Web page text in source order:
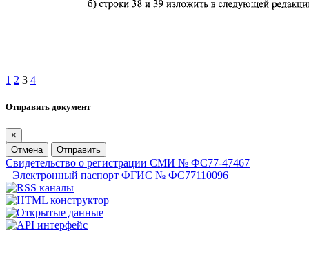
1 2 3 4
Отправить документ
×
Отмена
Отправить
Свидетельство о регистрации СМИ № ФС77-47467
Электронный паспорт ФГИС № ФС77110096